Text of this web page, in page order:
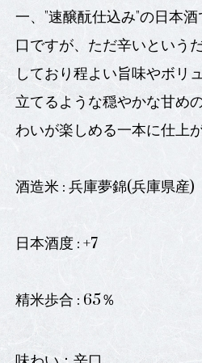
一、"速醸酛仕込み"の日本
口ですが、ただ辛いという
しており程よい旨味やボリ
立てるような穏やかな甘め
わいが楽しめる一本に仕上
酒造米 : 兵庫夢錦(兵庫県産)
日本酒度 : +7
精米歩合 : 65％